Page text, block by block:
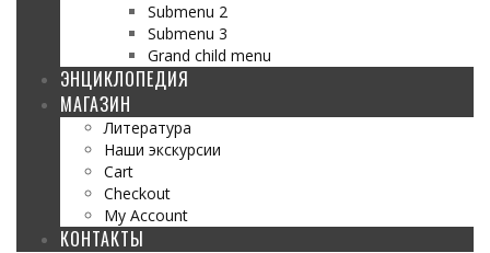
Submenu 2
Submenu 3
Grand child menu
ЭНЦИКЛОПЕДИЯ
МАГАЗИН
Литература
Наши экскурсии
Cart
Checkout
My Account
КОНТАКТЫ